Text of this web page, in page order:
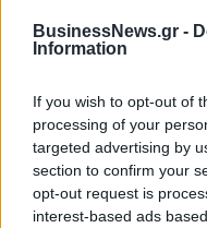
BusinessNews.gr -
Information
If you wish to opt-out of
processing of your
targeted advertising by
section to confirm your
opt-out request is
interest-based ads
Φράνσις Οκόρο
HELLENiQ ENERGY: Κέρδη
εκατ. ευρώ τα EBITDA